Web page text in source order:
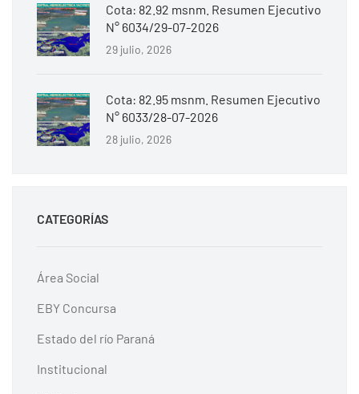
Cota: 82.92 msnm. Resumen Ejecutivo
N° 6034/29-07-2026
29 julio, 2026
Cota: 82.95 msnm. Resumen Ejecutivo
N° 6033/28-07-2026
28 julio, 2026
CATEGORÍAS
Área Social
EBY Concursa
Estado del río Paraná
Institucional